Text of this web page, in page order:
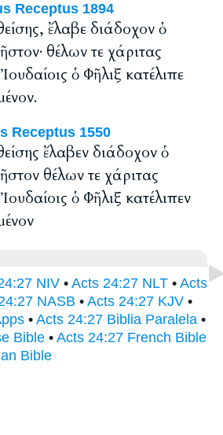
Receptus 1894
ἔλαβε διάδοχον ὁ
θέλων τε χάριτας
ὁ Φῆλιξ κατέλιπε
Receptus 1550
ἔλαβεν διάδοχον ὁ
θέλων τε χάριτας
ὁ Φῆλιξ κατέλιπεν
NIV • Acts 24:27 NLT • Acts
NASB • Acts 24:27 KJV •
• Acts 24:27 Biblia Paralela •
Bible • Acts 24:27 French Bible
Bible